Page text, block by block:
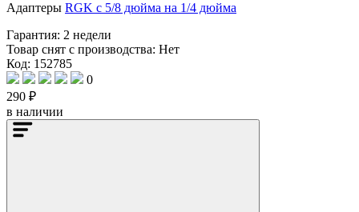
Адаптеры RGK с 5/8 дюйма на 1/4 дюйма
Гарантия: 2 недели
Товар снят с производства: Нет
Код: 152785
0
290 ₽
в наличии